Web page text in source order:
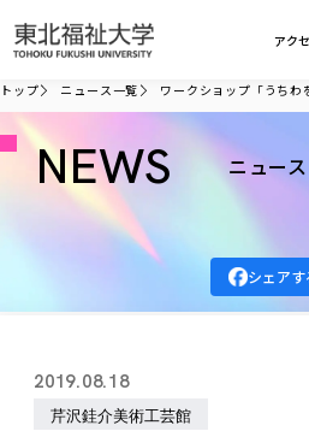
アク
大学について
建学の精神・教育の理念
大学の概要
大学の歩み
大学の取り組み
学部・大学院
共生まちづくり学部
トップ ニュース一覧 ワークショップ「うちわ
NEWS ニュース
シェアす
2019.08.18
芹沢銈介美術工芸館